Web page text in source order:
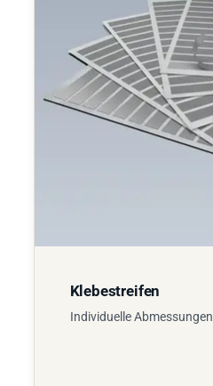
Klebestreifen
Individuelle Abmessungen